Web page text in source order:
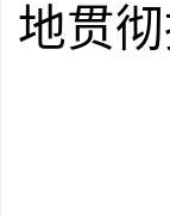
地贯彻